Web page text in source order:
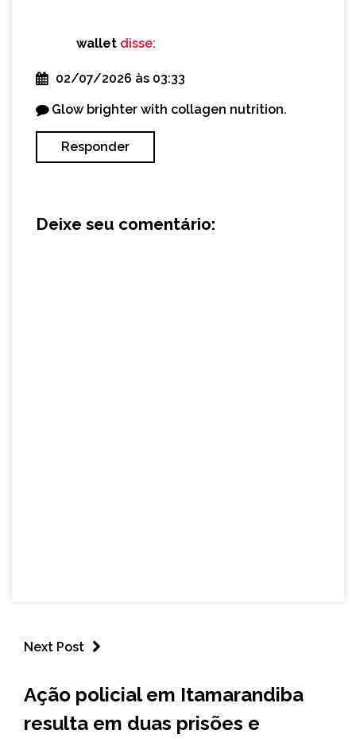
wallet disse:
02/07/2026 às 03:33
Glow brighter with collagen nutrition.
Responder
Deixe seu comentário:
Next Post
GERAIS
NOTÍCIAS
Ação policial em Itamarandiba
resulta em duas prisões e